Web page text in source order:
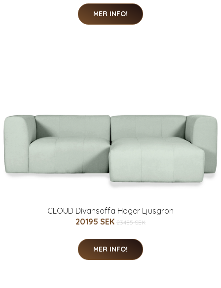
MER INFO!
CLOUD Divansoffa Höger Ljusgrön
20195 SEK 23485 SEK
MER INFO!